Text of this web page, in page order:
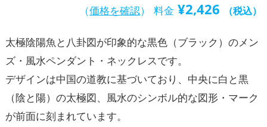
（価格を確認） 料金 ¥2,426 （税込）
太極陰陽魚と八卦図が印象的な黒色（ブラック）のメン
ズ・風水ペンダント・ネックレスです。
デザインは中国の道教に基づいており、中央に白と黒
（陰と陽）の太極図、風水のシンボル的な図形・マーク
が前面に刻まれています。